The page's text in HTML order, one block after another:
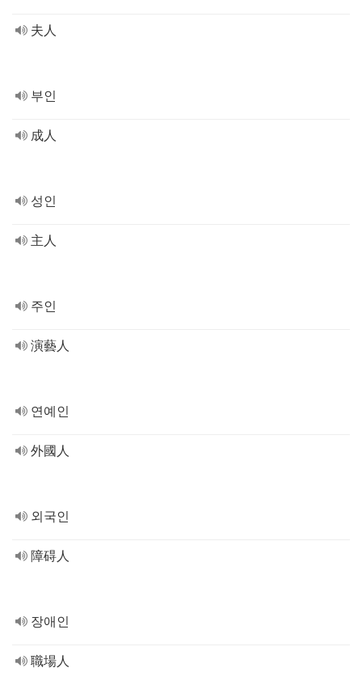
夫人
부인
成人
성인
主人
주인
演藝人
연예인
外國人
외국인
障碍人
장애인
職場人